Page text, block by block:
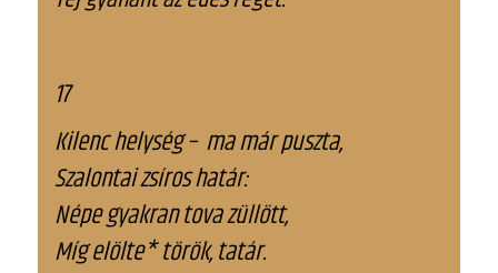
17
Kilenc helység – ma már puszta,
Szalontai zsíros határ:
Népe gyakran tova züllött,
Míg elölte* török, tatár.